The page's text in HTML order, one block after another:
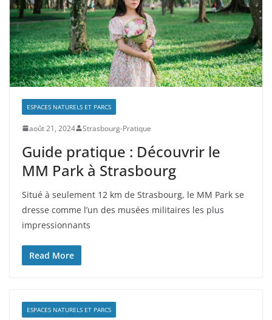
ESPACES NATURELS ET PARCS
août 21, 2024 Strasbourg-Pratique
Guide pratique : Découvrir le
MM Park à Strasbourg
Situé à seulement 12 km de Strasbourg, le MM Park se
dresse comme l’un des musées militaires les plus
impressionnants
Read More
ESPACES NATURELS ET PARCS